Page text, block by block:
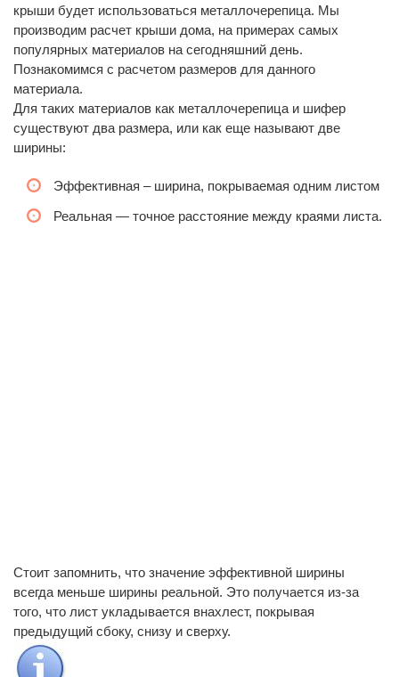
крыши будет использоваться металлочерепица. Мы
производим расчет крыши дома, на примерах самых
популярных материалов на сегодняшний день.
Познакомимся с расчетом размеров для данного
материала.
Для таких материалов как металлочерепица и шифер
существуют два размера, или как еще называют две
ширины:
Эффективная – ширина, покрываемая одним листом
Реальная — точное расстояние между краями листа.
Стоит запомнить, что значение эффективной ширины
всегда меньше ширины реальной. Это получается из-за
того, что лист укладывается внахлест, покрывая
предыдущий сбоку, снизу и сверху.